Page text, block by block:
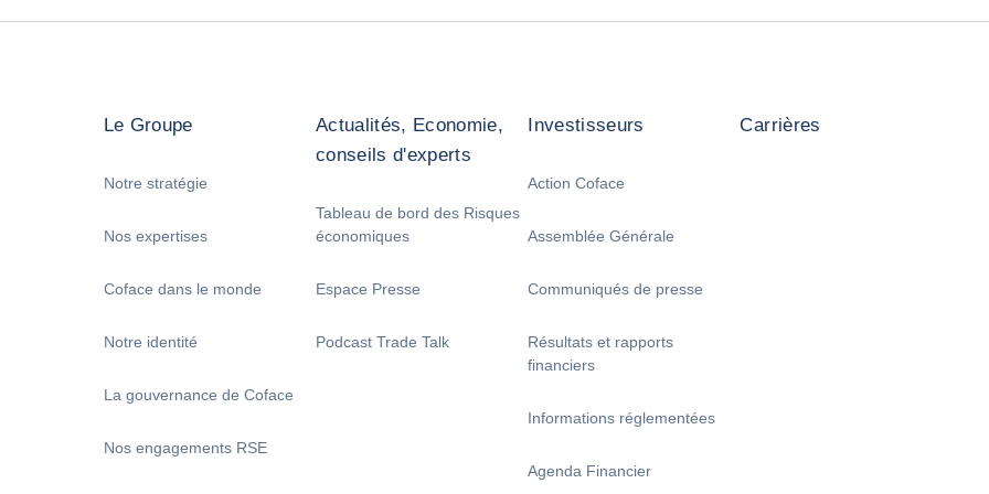
Le Groupe
Notre stratégie
Nos expertises
Coface dans le monde
Notre identité
La gouvernance de Coface
Nos engagements RSE
Actualités, Economie,
conseils d'experts
Tableau de bord des Risques
économiques
Espace Presse
Podcast Trade Talk
Investisseurs
Action Coface
Assemblée Générale
Communiqués de presse
Résultats et rapports
financiers
Informations réglementées
Agenda Financier
Carrières